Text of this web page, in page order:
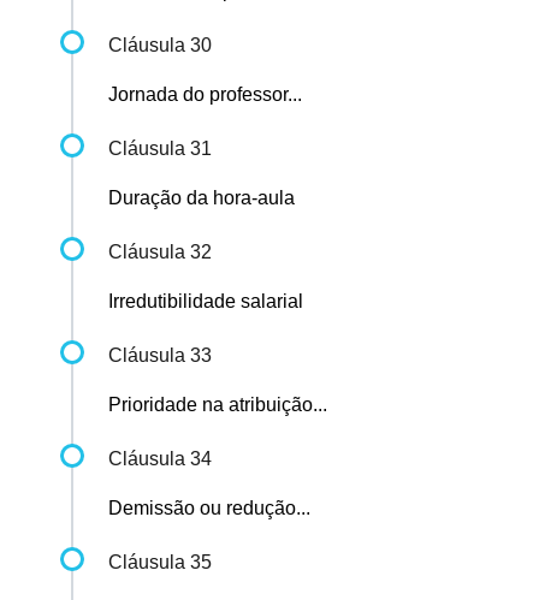
Cláusula 30
Jornada do professor...
Cláusula 31
Duração da hora-aula
Cláusula 32
Irredutibilidade salarial
Cláusula 33
Prioridade na atribuição...
Cláusula 34
Demissão ou redução...
Cláusula 35